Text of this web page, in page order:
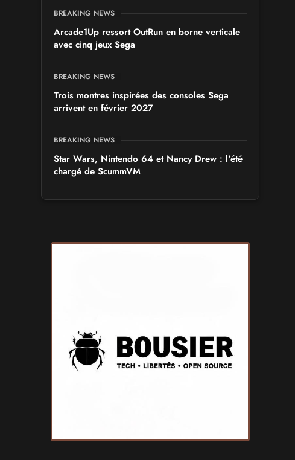
BREAKING NEWS
Arcade1Up ressort OutRun en borne verticale
avec cinq jeux Sega
BREAKING NEWS
Trois montres inspirées des consoles Sega
arrivent en février 2027
BREAKING NEWS
Star Wars, Nintendo 64 et Nancy Drew : l'été
chargé de ScummVM